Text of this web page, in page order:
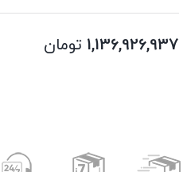
1,136,926,937 تومان